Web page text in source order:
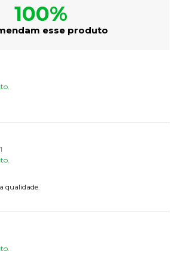
100%
esse produto
qualidade.